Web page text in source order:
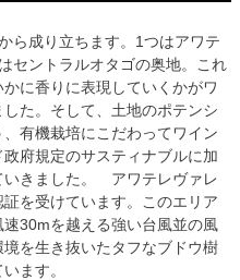
ら成り立ちます。1つはアワテ
セントラルオタゴの奥地。これ
に香りに表現していくかがワ
た。そして、土地のポテンシ
有機栽培にこだわってワイン
府規定のサスティナブルに加
いきました。 アワテレヴァレ
を受けています。このエリア
30mを越える強い台風並の風
を生き抜いたタフなブドウ樹
ます。